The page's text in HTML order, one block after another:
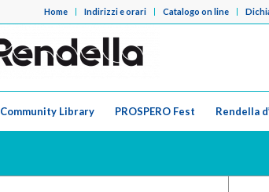
Home Indirizzi e orari Catalogo on line
Community Library PROSPERO Fest Rendella